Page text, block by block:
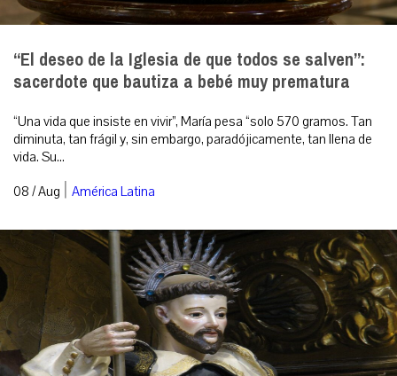
“El deseo de la Iglesia de que todos se salven”:
sacerdote que bautiza a bebé muy prematura
“Una vida que insiste en vivir”, María pesa “solo 570 gramos. Tan
diminuta, tan frágil y, sin embargo, paradójicamente, tan llena de
vida. Su...
08 / Aug | América Latina